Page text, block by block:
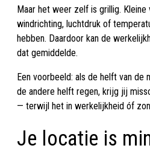
Maar het weer zelf is grillig. Kleine
windrichting, luchtdruk of
hebben. Daardoor kan de
dat gemiddelde.
Een voorbeeld: als de helft van
de andere helft regen, krijg jij
— terwijl het in werkelijkheid óf
Je locatie is